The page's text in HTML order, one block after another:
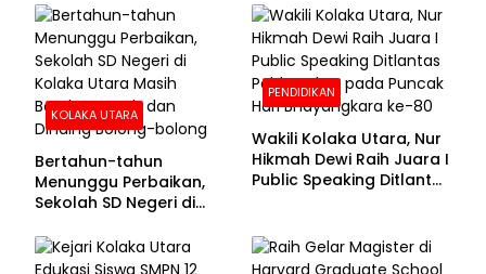
100 Persen
KOLAKA UTARA
Bertahun-tahun
Menunggu Perbaikan,
Sekolah SD Negeri di
Beralas Tanah dan
Dinding Bolong-bolong
PENDIDIKAN
Wakili Kolaka Utara, Nur
Hikmah Dewi Raih Juara I
Public Speaking Ditlantas
Bhayangkara ke-80